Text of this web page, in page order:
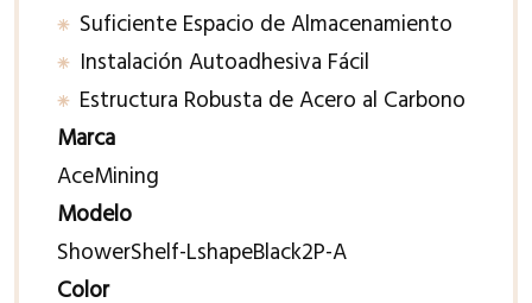
Suficiente Espacio de Almacenamiento
Instalación Autoadhesiva Fácil
Estructura Robusta de Acero al Carbono
Marca
AceMining
Modelo
ShowerShelf-LshapeBlack2P-A
Color